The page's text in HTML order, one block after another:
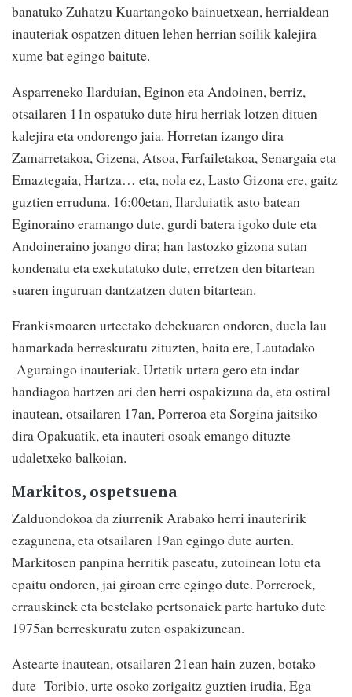
banatuko Zuhatzu Kuartangoko bainuetxean, herrialdean
inauteriak ospatzen dituen lehen herrian soilik kalejira
xume bat egingo baitute.
Asparreneko Ilarduian, Eginon eta Andoinen, berriz,
otsailaren 11n ospatuko dute hiru herriak lotzen dituen
kalejira eta ondorengo jaia. Horretan izango dira
Zamarretakoa, Gizena, Atsoa, Farfailetakoa, Senargaia eta
Emaztegaia, Hartza… eta, nola ez, Lasto Gizona ere, gaitz
guztien erruduna. 16:00etan, Ilarduiatik asto batean
Eginoraino eramango dute, gurdi batera igoko dute eta
Andoineraino joango dira; han lastozko gizona sutan
kondenatu eta exekutatuko dute, erretzen den bitartean
suaren inguruan dantzatzen duten bitartean.
Frankismoaren urteetako debekuaren ondoren, duela lau
hamarkada berreskuratu zituzten, baita ere, Lautadako
Aguraingo inauteriak. Urtetik urtera gero eta indar
handiagoa hartzen ari den herri ospakizuna da, eta ostiral
inautean, otsailaren 17an, Porreroa eta Sorgina jaitsiko
dira Opakuatik, eta inauteri osoak emango dituzte
udaletxeko balkoian.
Markitos, ospetsuena
Zalduondokoa da ziurrenik Arabako herri inauteririk
ezagunena, eta otsailaren 19an egingo dute aurten.
Markitosen panpina herritik paseatu, zutoinean lotu eta
epaitu ondoren, jai giroan erre egingo dute. Porreroek,
errauskinek eta bestelako pertsonaiek parte hartuko dute
1975an berreskuratu zuten ospakizunean.
Astearte inautean, otsailaren 21ean hain zuzen, botako
dute Toribio, urte osoko zorigaitz guztien irudia, Ega